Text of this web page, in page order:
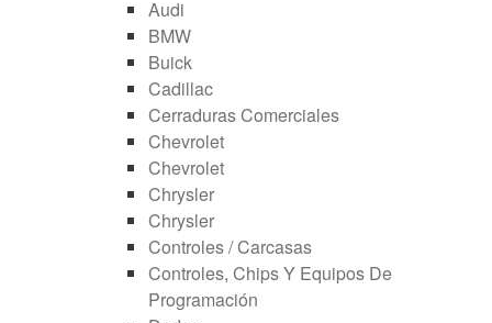
Audi
BMW
Buick
Cadillac
Cerraduras Comerciales
Chevrolet
Chevrolet
Chrysler
Chrysler
Controles / Carcasas
Controles, Chips Y Equipos De
Programación